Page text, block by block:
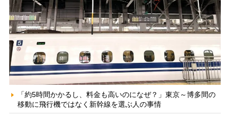
「約5時間かかるし、料金も高いのになぜ？」東京～博多間の
移動に飛行機ではなく新幹線を選ぶ人の事情